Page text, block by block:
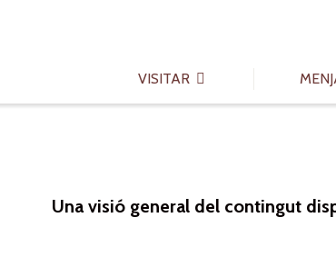
VISITAR
Una visió general del contingut